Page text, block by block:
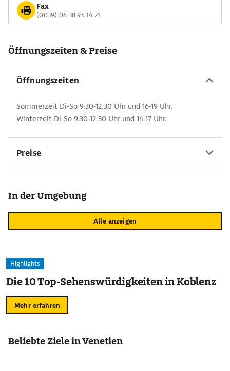
Fax
(0039) 04 38 94 14 21
Öffnungszeiten & Preise
Öffnungszeiten
Sommerzeit Di-So 9.30-12.30 Uhr und 16-19 Uhr.
Winterzeit Di-So 9.30-12.30 Uhr und 14-17 Uhr.
Preise
In der Umgebung
Alle anzeigen
Highlights
Die 10 Top-Sehenswürdigkeiten in Koblenz
Mehr erfahren
Beliebte Ziele in Venetien